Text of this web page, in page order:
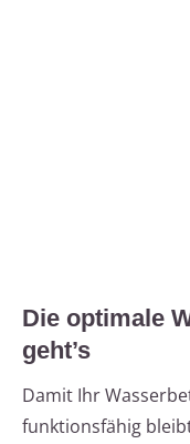
Die optimale
geht’s
Damit Ihr
funktionsfähig